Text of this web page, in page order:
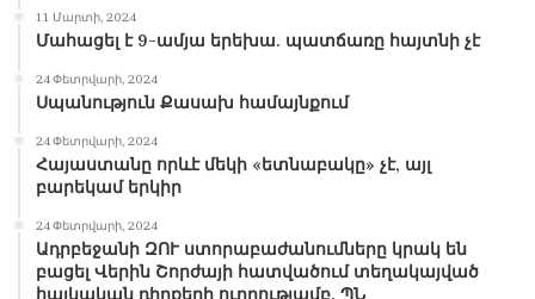
Ասլանյան Վան Արմենի, ծնվ. 2001թ.
Ստեփանյան Ալեն Արտուշի, ծնվ. 2001թ.
11 Մարտի, 2024
Մահացել է 9-ամյա երեխա. պատճառը հայտնի չէ
24 Փետրվարի, 2024
Սպանություն Քասախ համայնքում
24 Փետրվարի, 2024
Հայաստանը որևէ մեկի «ետնաբակը» չէ, այլ
բարեկամ երկիր
24 Փետրվարի, 2024
Ադրբեջանի ԶՈՒ ստորաբաժանումները կրակ են
բացել Վերին Շորժայի հատվածում տեղակայված